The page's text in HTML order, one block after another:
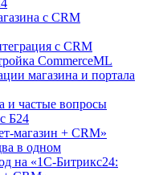
с CRM
с CRM
CommerceML
магазина и портала
и частые вопросы
Б24
магазин + CRM»
в одном
на «1С-Битрикс24: